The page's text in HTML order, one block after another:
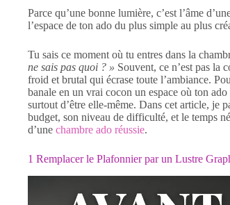
Parce qu’une bonne lumière, c’est l’âme
l’espace de ton ado du plus simple au plus
Tu sais ce moment où tu entres dans la
ne sais pas quoi ? » Souvent, ce n’est pas la
froid et brutal qui écrase toute l’ambiance.
banale en un vrai cocon un espace où ton
surtout d’être elle-même. Dans cet article, je
budget, son niveau de difficulté, et le temps
d’une chambre ado réussie.
1 Remplacer le Plafonnier par un Lustre